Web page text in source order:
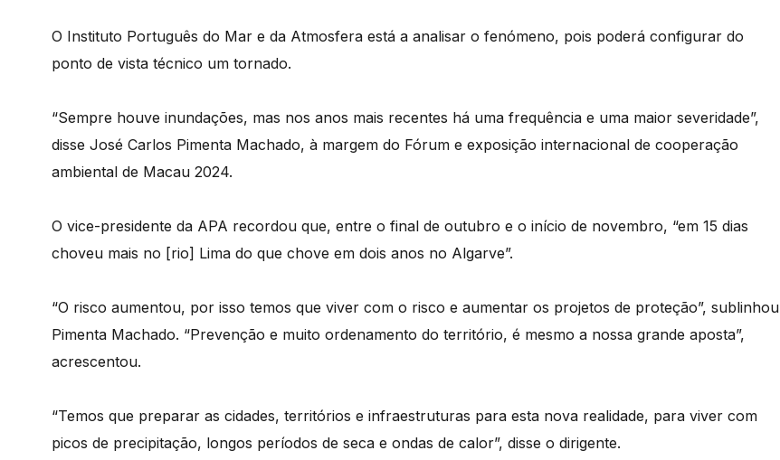
O Instituto Português do Mar e da Atmosfera está a analisar o fenómeno, pois poderá configurar do
ponto de vista técnico um tornado.
“Sempre houve inundações, mas nos anos mais recentes há uma frequência e uma maior severidade”,
disse José Carlos Pimenta Machado, à margem do Fórum e exposição internacional de cooperação
ambiental de Macau 2024.
O vice-presidente da APA recordou que, entre o final de outubro e o início de novembro, “em 15 dias
choveu mais no [rio] Lima do que chove em dois anos no Algarve”.
“O risco aumentou, por isso temos que viver com o risco e aumentar os projetos de proteção”, sublinhou
Pimenta Machado. “Prevenção e muito ordenamento do território, é mesmo a nossa grande aposta”,
acrescentou.
“Temos que preparar as cidades, territórios e infraestruturas para esta nova realidade, para viver com
picos de precipitação, longos períodos de seca e ondas de calor”, disse o dirigente.